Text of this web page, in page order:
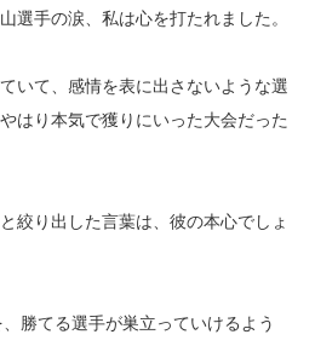
選手の涙、私は心を打たれました。
いて、感情を表に出さないような選
はり本気で獲りにいった大会だった
絞り出した言葉は、彼の本心でしょ
勝てる選手が巣立っていけるよう